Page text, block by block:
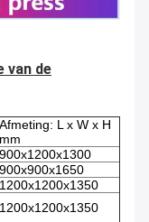
van de
Afmeting: L x W x H
mm
900x1200x1300
900x900x1650
1200x1200x1350
1200x1200x1350